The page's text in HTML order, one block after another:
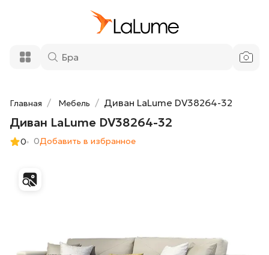
Главная Мебель Диван LaLume DV38264-32
Диван LaLume DV38264-32
0 0Добавить в избранное
Диван LaLume DV38264-32